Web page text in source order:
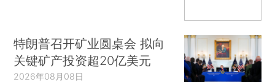
特朗普召开矿业圆桌会 拟向
关键矿产投资超20亿美元
2026年08月08日